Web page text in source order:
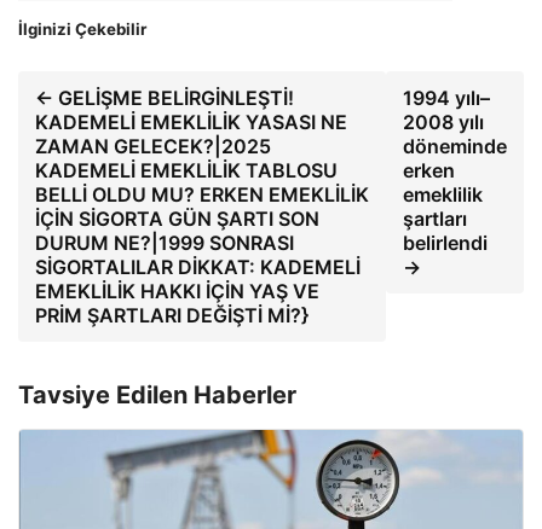
İlginizi Çekebilir
← GELİŞME BELİRGİNLEŞTİ!
KADEMELİ EMEKLİLİK YASASI NE
ZAMAN GELECEK?|2025
KADEMELİ EMEKLİLİK TABLOSU
BELLİ OLDU MU? ERKEN EMEKLİLİK
İÇİN SİGORTA GÜN ŞARTI SON
DURUM NE?|1999 SONRASI
SİGORTALILAR DİKKAT: KADEMELİ
EMEKLİLİK HAKKI İÇİN YAŞ VE
PRİM ŞARTLARI DEĞİŞTİ Mİ?}
1994 yılı–
2008 yılı
döneminde
erken
emeklilik
şartları
belirlendi
→
Tavsiye Edilen Haberler